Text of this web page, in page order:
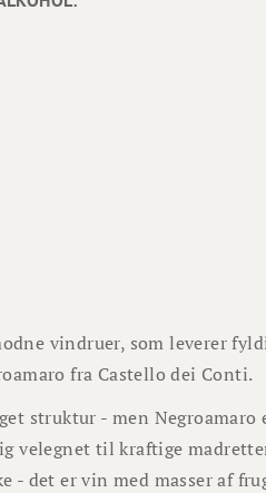
vindruer, som leverer
fra Castello dei Conti.
struktur - men Negroamaro
velegnet til kraftige
- det er vin med masser af